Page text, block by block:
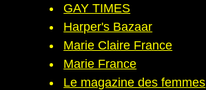
GAY TIMES
Harper's Bazaar
Marie Claire France
Marie France
Le magazine des femmes